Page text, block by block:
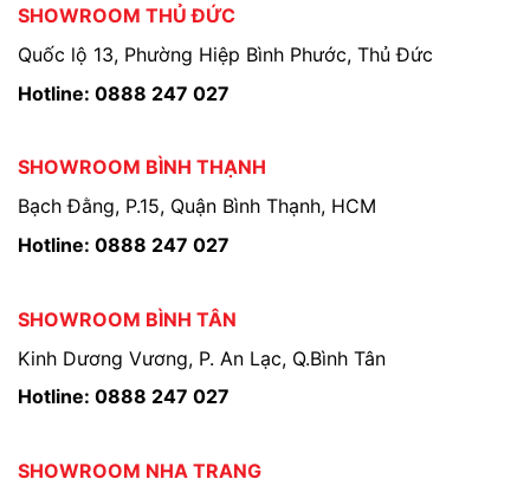
SHOWROOM THỦ ĐỨC
Quốc lộ 13, Phường Hiệp Bình Phước, Thủ Đức
Hotline: 0888 247 027
SHOWROOM BÌNH THẠNH
Bạch Đằng, P.15, Quận Bình Thạnh, HCM
Hotline: 0888 247 027
SHOWROOM BÌNH TÂN
Kinh Dương Vương, P. An Lạc, Q.Bình Tân
Hotline: 0888 247 027
SHOWROOM NHA TRANG